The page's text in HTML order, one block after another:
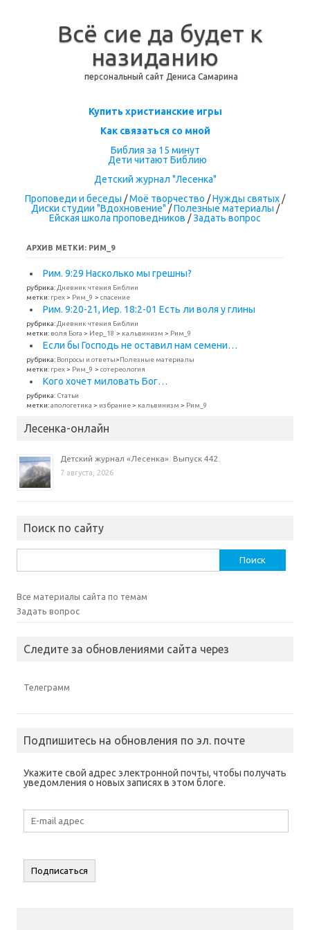
Всё сие да будет к
назиданию
персональный сайт Дениса Самарина
Перейти к содержимому
Купить христианские игры
Как связаться со мной
Библия за 15 минут
Дети читают Библию
Детский журнал "Лесенка"
Проповеди и беседы /Моё творчество /Нужды святых /
Диски студии "Вдохновение" /Полезные материалы /
Ейская школа проповедников /Задать вопрос
АРХИВ МЕТКИ: РИМ_9
Рим. 9:29 Насколько мы грешны?
рубрика: Дневник чтения Библии
метки: грех> Рим_9 > спасение
Рим. 9:20-21, Иер. 18:2-01 Есть ли воля у глины
рубрика: Дневник чтения Библии
метки: воля Бога > Иер_18 > кальвинизм > Рим_9
Если бы Господь не оставил нам семени…
рубрика: Вопросы и ответы>Полезные материалы
метки: грех> Рим_9 > сотереология
Кого хочет миловать Бог…
рубрика: Статьи
метки:апологетика > избрание> кальвинизм > Рим_9
Лесенка-онлайн
Детский журнал «Лесенка». Выпуск 442.
7 августа, 2026
Поиск по сайту
Все материалы сайта по темам
Задать вопрос
Следите за обновлениями сайта через
Телеграмм
Подпишитесь на обновления по эл. почте
Укажите свой адрес электронной почты, чтобы получать
уведомления о новых записях в этом блоге.
E-
mail
адрес
Подписаться